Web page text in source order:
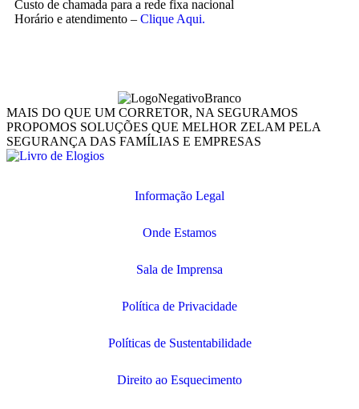
Custo de chamada para a rede fixa nacional
Horário e atendimento – Clique Aqui.
MAIS DO QUE UM CORRETOR, NA SEGURAMOS
PROPOMOS SOLUÇÕES QUE MELHOR ZELAM PELA
SEGURANÇA DAS FAMÍLIAS E EMPRESAS
Informação Legal
Onde Estamos
Sala de Imprensa
Política de Privacidade
Políticas de Sustentabilidade
Direito ao Esquecimento